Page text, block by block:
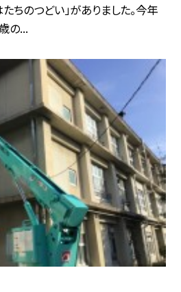
ちのつどい」がありました。今年
の...